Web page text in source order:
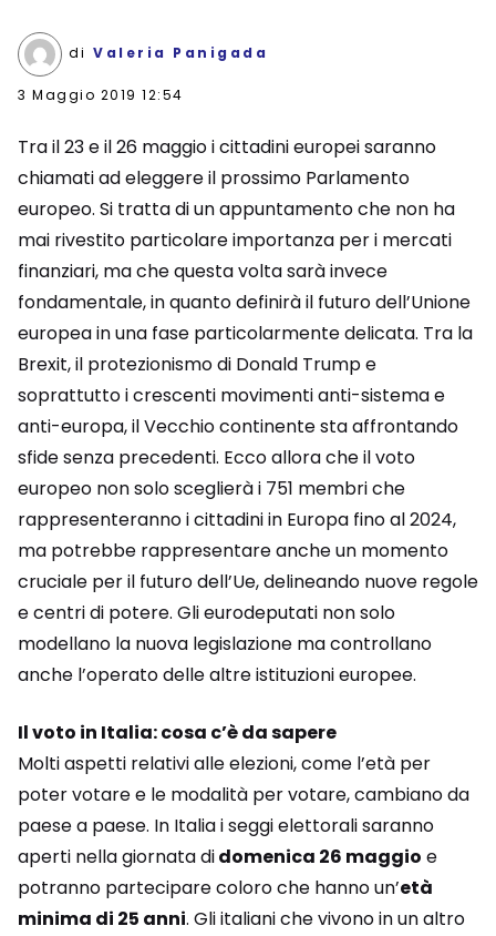
di Valeria Panigada
3 Maggio 2019 12:54
Tra il 23 e il 26 maggio i cittadini europei saranno
chiamati ad eleggere il prossimo Parlamento
europeo. Si tratta di un appuntamento che non ha
mai rivestito particolare importanza per i mercati
finanziari, ma che questa volta sarà invece
fondamentale, in quanto definirà il futuro dell’Unione
europea in una fase particolarmente delicata. Tra la
Brexit, il protezionismo di Donald Trump e
soprattutto i crescenti movimenti anti-sistema e
anti-europa, il Vecchio continente sta affrontando
sfide senza precedenti. Ecco allora che il voto
europeo non solo sceglierà i 751 membri che
rappresenteranno i cittadini in Europa fino al 2024,
ma potrebbe rappresentare anche un momento
cruciale per il futuro dell’Ue, delineando nuove regole
e centri di potere. Gli eurodeputati non solo
modellano la nuova legislazione ma controllano
anche l’operato delle altre istituzioni europee.
Il voto in Italia: cosa c’è da sapere
Molti aspetti relativi alle elezioni, come l’età per
poter votare e le modalità per votare, cambiano da
paese a paese. In Italia i seggi elettorali saranno
aperti nella giornata didomenica 26 maggio e
potranno partecipare coloro che hanno un’età
minima di 25 anni. Gli italiani che vivono in un altro